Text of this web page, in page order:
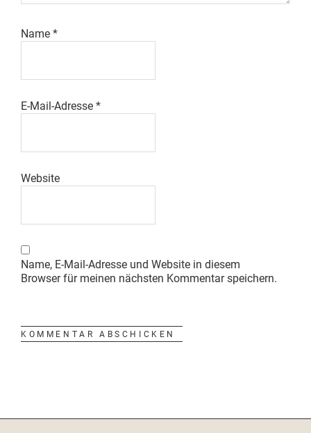
Name *
E-Mail-Adresse *
Website
Name, E-Mail-Adresse und Website in diesem
Browser für meinen nächsten Kommentar speichern.